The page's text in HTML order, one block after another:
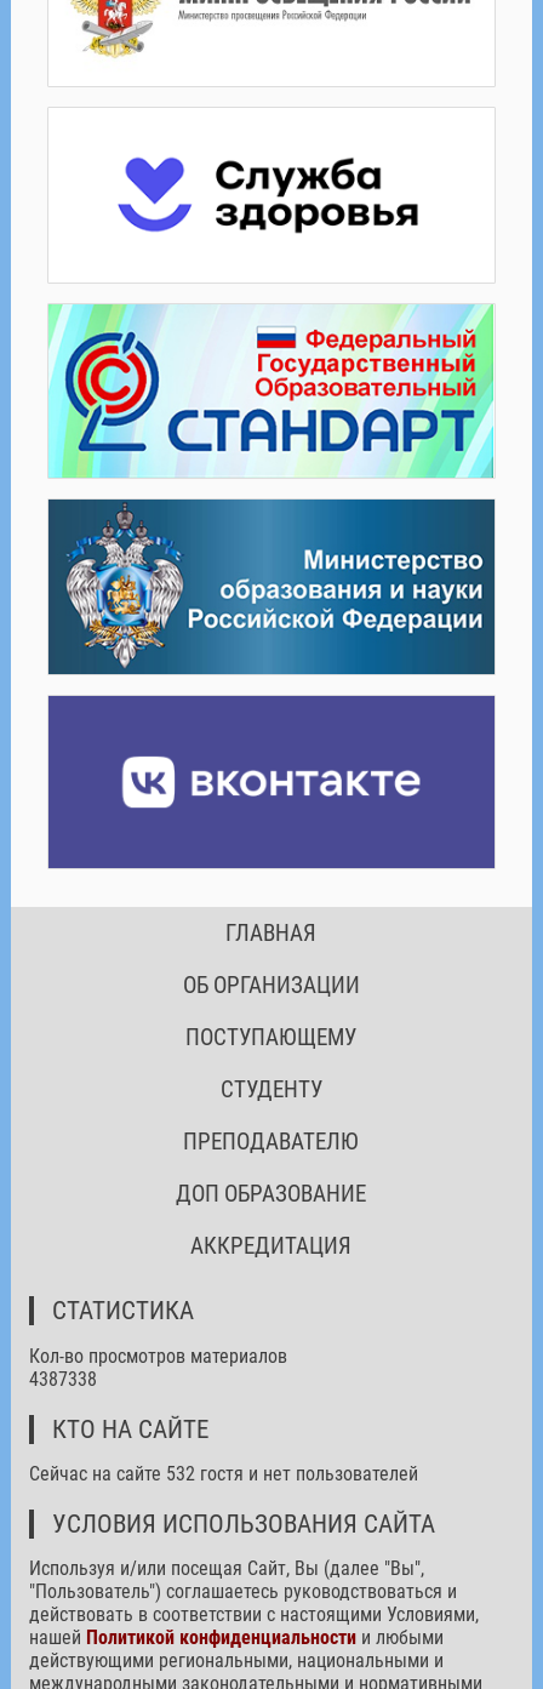
ГЛАВНАЯ
ОБ ОРГАНИЗАЦИИ
ПОСТУПАЮЩЕМУ
СТУДЕНТУ
ПРЕПОДАВАТЕЛЮ
ДОП ОБРАЗОВАНИЕ
АККРЕДИТАЦИЯ
СТАТИСТИКА
Кол-во просмотров материалов
4387338
КТО НА САЙТЕ
Сейчас на сайте 532 гостя и нет пользователей
УСЛОВИЯ ИСПОЛЬЗОВАНИЯ САЙТА
Используя и/или посещая Сайт, Вы (далее "Вы",
"Пользователь") соглашаетесь руководствоваться и
действовать в соответствии с настоящими Условиями,
нашей Политикой конфиденциальностии любыми
действующими региональными, национальными и
международными законодательными и нормативными